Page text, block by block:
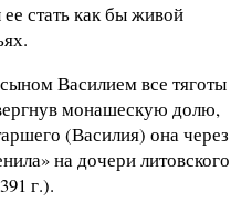
стать как бы живой
Василием все тяготы
монашескую долю,
(Василия) она через
на дочери литовского
г.).